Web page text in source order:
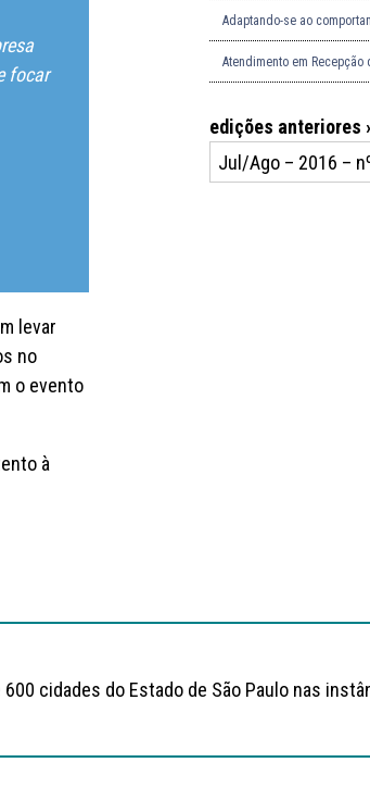
focar
levar
no
o evento
à
Adaptando-se ao
Atendimento em Recepção
edições anteriores
cidades do Estado de São Paulo nas